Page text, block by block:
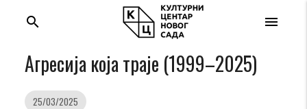
menu
search
Агресија која траје (1999–2025)
25/03/2025